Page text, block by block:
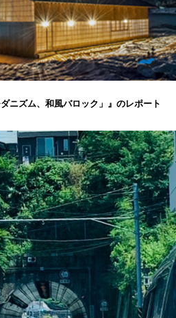
ニズム、和風バロック」』のレポート